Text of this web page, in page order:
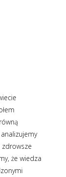
że wiedza